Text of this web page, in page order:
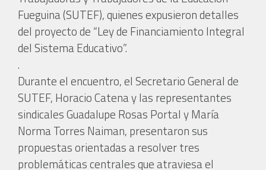
Fueguina (SUTEF), quienes expusieron detalles
del proyecto de “Ley de Financiamiento Integral
del Sistema Educativo”.
.
Durante el encuentro, el Secretario General de
SUTEF, Horacio Catena y las representantes
sindicales Guadalupe Rosas Portal y María
Norma Torres Naiman, presentaron sus
propuestas orientadas a resolver tres
problemáticas centrales que atraviesa el